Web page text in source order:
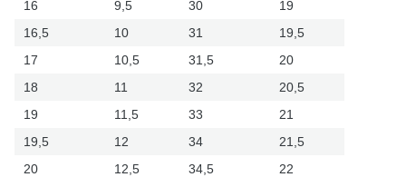
16 9,5 30
19
16,5
10 31
19,5
17
10,5 31,5
20
18
11 32
20,5
19
11,5 33
21
19,5
12 34
21,5
20
12,5 34,5
22